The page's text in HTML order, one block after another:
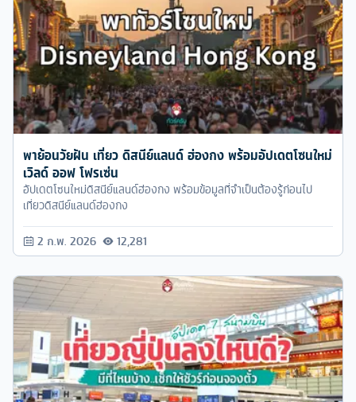
พาย้อนวัยฝัน เที่ยว ดิสนีย์แลนด์ ฮ่องกง พร้อมอัปเดตโซนใหม่
เวิลด์ ออฟ โฟรเซ่น
อัปเดตโซนใหม่ดิสนีย์แลนด์ฮ่องกง พร้อมข้อมูลที่จำเป็นต้องรู้ก่อนไป
เที่ยวดิสนีย์แลนด์ฮ่องกง
2 ก.พ. 2026 12,281